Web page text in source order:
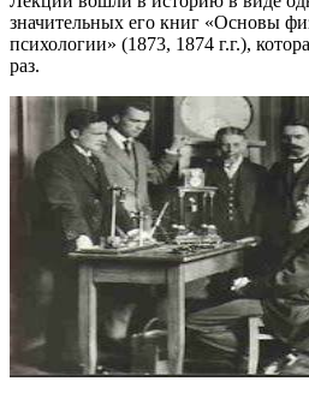
значительных его книг «Основы
психологии» (1873, 1874 г.г.),
раз.